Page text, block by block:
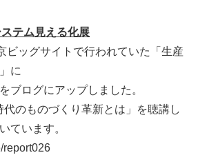
テム見える化展
ビッグサイトで行われていた「生産
に
ブログにアップしました。
のものづくり革新とは」を聴講し
ています。
report026